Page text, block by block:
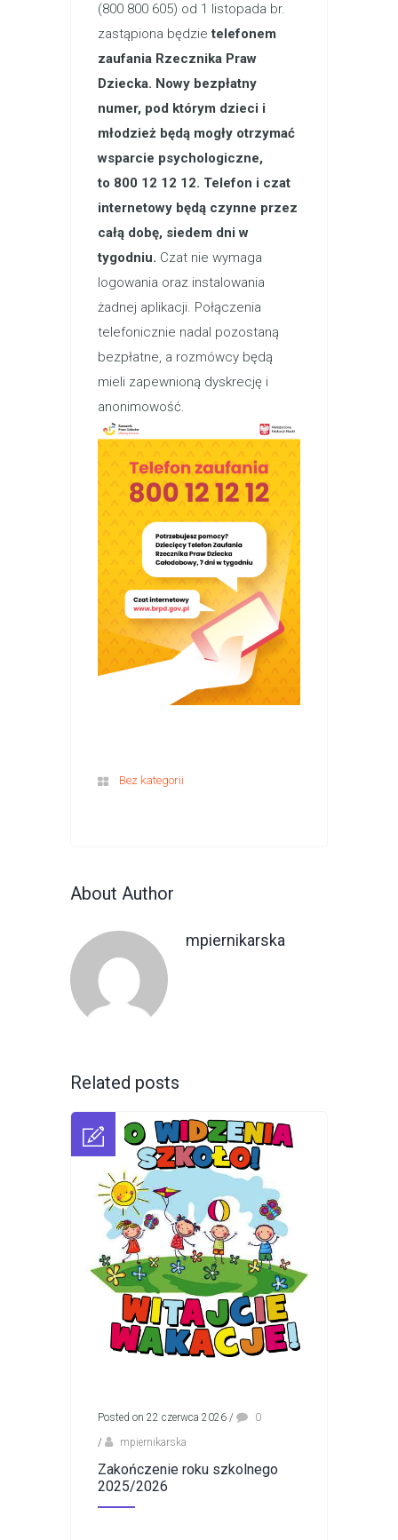
(800 800 605) od 1 listopada br.
zastąpiona będzietelefonem
zaufania Rzecznika Praw
Dziecka. Nowy bezpłatny
numer, pod którym dzieci i
młodzież będą mogły otrzymać
wsparcie psychologiczne,
to 800 12 12 12. Telefon i czat
internetowy będą czynne przez
całą dobę, siedem dni w
tygodniu. Czat nie wymaga
logowania oraz instalowania
żadnej aplikacji. Połączenia
telefonicznie nadal pozostaną
bezpłatne, a rozmówcy będą
mieli zapewnioną dyskrecję i
anonimowość.
Bez kategorii
About Author
mpiernikarska
Related posts
Posted on 22 czerwca 2026 /
0
/
mpiernikarska
Zakończenie roku szkolnego
2025/2026